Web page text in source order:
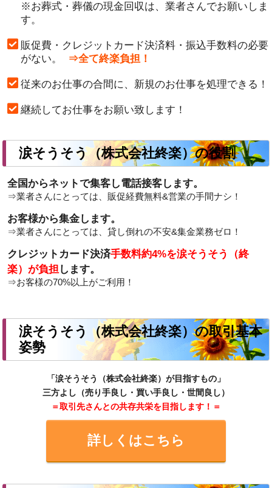
※お葬式・葬儀の現金回収は、業者さんでお願いしま
す。
販促費・クレジットカード決済料・振込手数料の必要
がない。
⇒全て終楽負担！
従来のお仕事の合間に、新規のお仕事を処理できる！
継続してお仕事をお願い致します！
涙そうそう（株式会社終楽）の役割
全国からネットで集客し電話接客します。
⇒業者さんにとっては、販促経費無料&営業の手間ナシ！
お客様から集金します。
⇒業者さんにとっては、貸し倒れの不安&集金業務ゼロ！
クレジットカード決済手数料約4%を涙そうそう（終
楽）が負担 します。
⇒お客様の70%以上がご利用！
涙そうそう（株式会社終楽）の取引基本
姿勢
「涙そうそう（株式会社終楽）が目指すもの」
三方よし（売り手良し・買い手良し・世間良し）
＝取引先さんとの共存共栄を目指します！＝
詳しくはこちら